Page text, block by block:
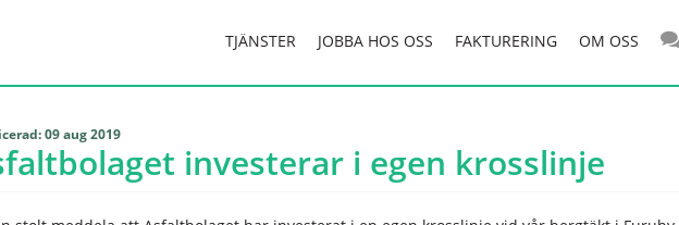
TJÄNSTER JOBBA HOS OSS FAKTURERING OM OSS
09 aug 2019
investerar i egen krosslinje